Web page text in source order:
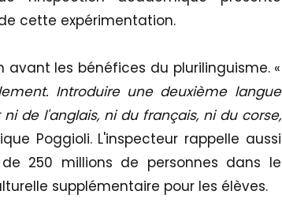
cette expérimentation.
les bénéfices du plurilinguisme. «
Introduire une deuxième langue
de l'anglais, ni du français, ni du corse,
Poggioli. L'inspecteur rappelle aussi
250 millions de personnes dans le
supplémentaire pour les élèves.